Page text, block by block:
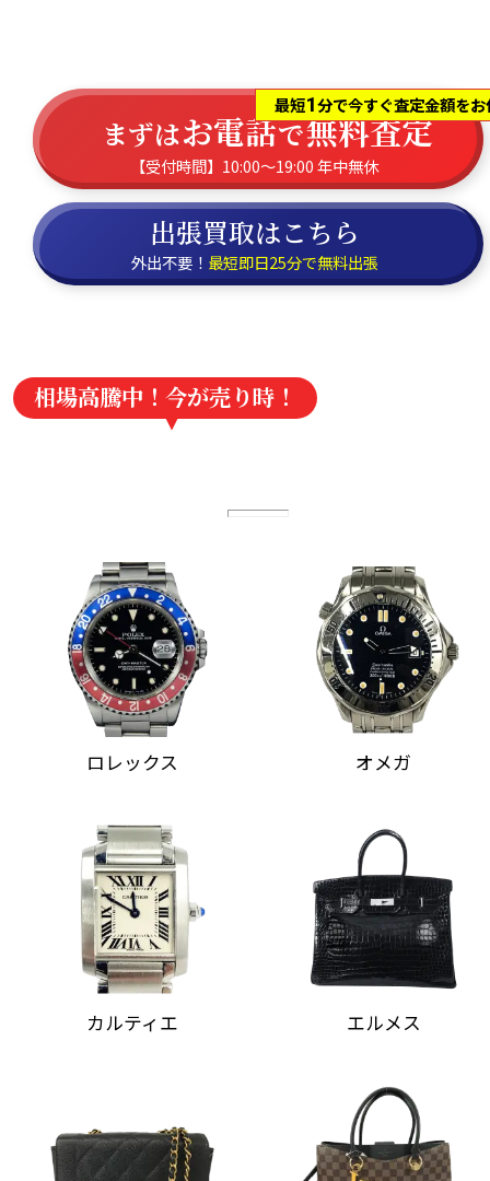
最短1分で今すぐ査定金額を
まずはお電話で無料査定
【受付時間】10:00～19:00 年中無休
出張買取はこちら
外出不要！ 最短即日25分で無料出張
相場高騰中！今が売り時！
ロレックス オメガ
カルティエ エルメス